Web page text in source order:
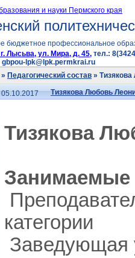
и науки Пермского края
бюджетное профессиональное
Лысьва, ул. Мира, д. 45, тел.:
gbpou-lpk@lpk.permkrai.ru
» Педагогический состав »
05.10.2017 Тизякова Любовь
Тизякова
Занимаемые
категории
Заведующая